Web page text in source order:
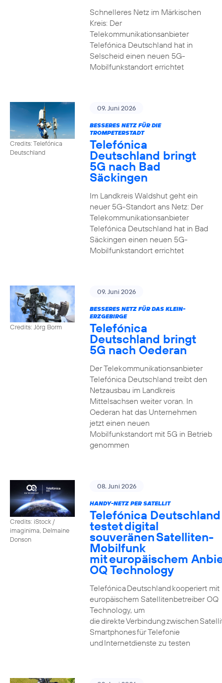
Schnelleres Netz im Märkischen
Kreis: Der
Telekommunikationsanbieter
Telefónica Deutschland hat in
Selscheid einen neuen 5G-
Mobilfunkstandort errichtet
Credits: Telefónica
Deutschland
09. Juni 2026
BESSERES NETZ FÜR DIE
TROMPETERSTADT
Telefónica
Deutschland bringt
5G nach Bad
Säckingen
Im Landkreis Waldshut geht ein
neuer 5G-Standort ans Netz: Der
Telekommunikationsanbieter
Telefónica Deutschland hat in Bad
Säckingen einen neuen 5G-
Mobilfunkstandort errichtet
Credits: Jörg Borm
09. Juni 2026
BESSERES NETZ FÜR DAS KLEIN-
ERZGEBIRGE
Telefónica
Deutschland bringt
5G nach Oederan
Der Telekommunikationsanbieter
Telefónica Deutschland treibt den
Netzausbau im Landkreis
Mittelsachsen weiter voran. In
Oederan hat das Unternehmen
jetzt einen neuen
Mobilfunkstandort mit 5G in Betrieb
genommen
Credits: iStock /
imaginima, Delmaine
Donson
08. Juni 2026
HANDY-NETZ PER SATELLIT
Telefónica Deutschland
testet digital
souveränen Satelliten-
Mobilfunk
mit europäischem
OQ Technology
Telefónica Deutschland kooperiert mit
europäischem Satellitenbetreiber OQ
Technology, um
die direkte Verbindung zwischen
Smartphones für Telefonie
und Internetdienste zu testen